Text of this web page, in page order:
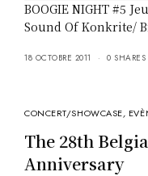
BOOGIE NIGHT #5
Sound Of Konkrite/
18 OCTOBRE 2011 0 SHARES
CONCERT/SHOWCASE,
The 28th
Anniversary